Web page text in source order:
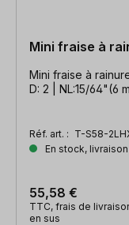
Mini fraise à
Mini fraise à
D: 2 | NL:15/64"(6
Réf. art. : T-S58-
En stock,
55,58 €
TTC, frais de
en sus